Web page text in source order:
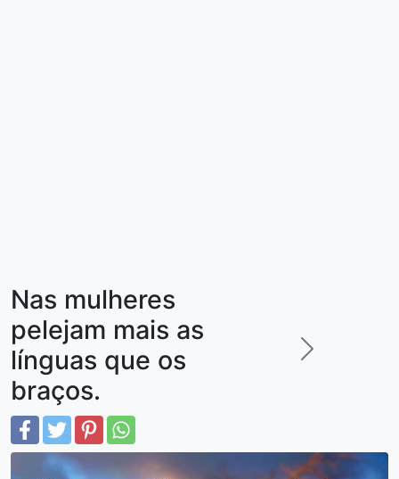
Nas mulheres
pelejam mais as
línguas que os
braços.